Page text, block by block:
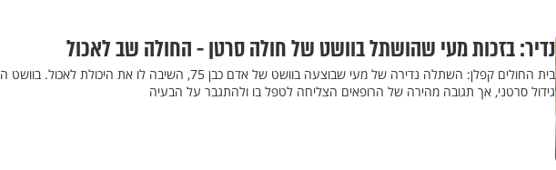
נדיר: בזכות מעי שהושתל בוושט של חולה סרטן - החולה שב לאכול
בית החולים קפלן: השתלה נדירה של מעי שבוצעה בוושט של אדם כבן 75, השיבה לו את היכולת
גידול סרטני, אך תגובה מהירה של הרופאים הצליחה לטפל בו ולהתגבר על הבעיה